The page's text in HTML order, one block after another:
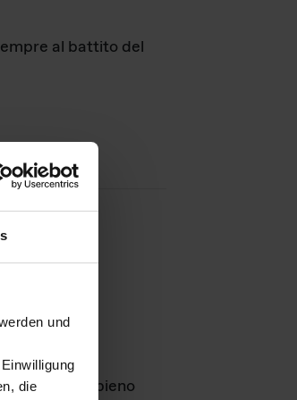
und
die
al battito del
in pieno